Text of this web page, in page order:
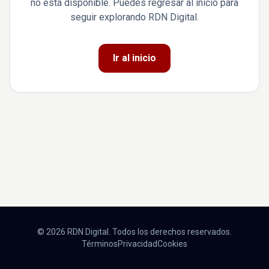
no está disponible. Puedes regresar al inicio para
seguir explorando RDN Digital.
Ir al inicio
© 2026 RDN Digital. Todos los derechos reservados.
TérminosPrivacidadCookies